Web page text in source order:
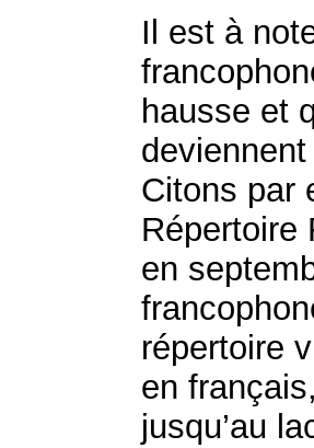
Il est à
hausse et
Citons par
Répertoire
en
répertoire
en
jusqu’au